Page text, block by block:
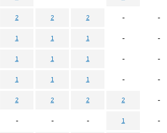
2 2 2 - -
1 1 1 - -
1 1 1 - -
1 1 1 - -
2 2 2 2 -
- - - 1 -